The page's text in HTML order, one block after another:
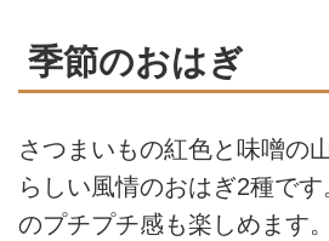
季節のおはぎ
さつまいもの紅色と味噌の
らしい風情のおはぎ2種で
のプチプチ感も楽しめます。